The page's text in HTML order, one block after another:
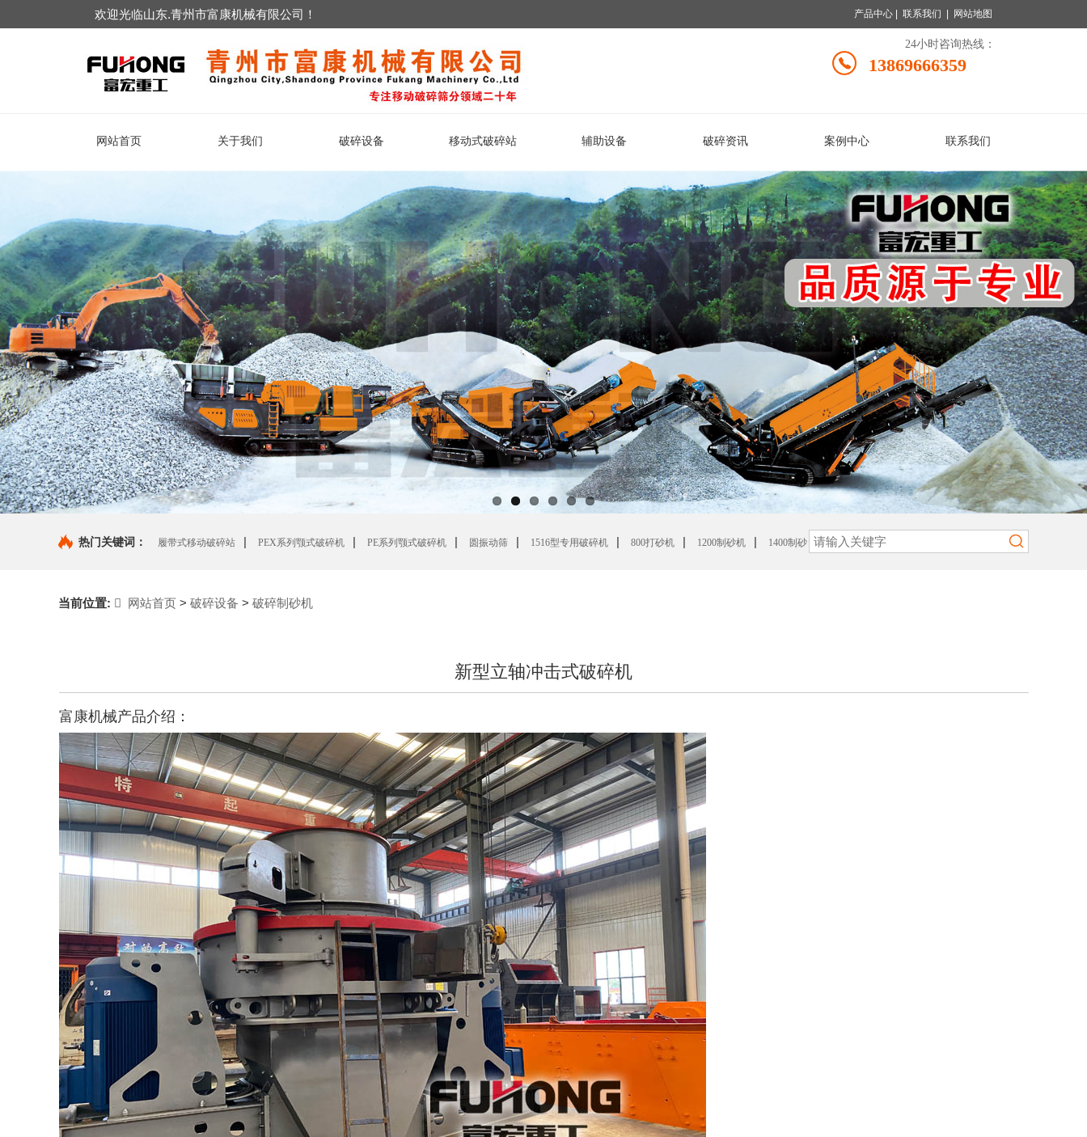
欢迎光临山东.青州市富康机械有限公司！ 产品中心 联系我们 网站地图
24小时咨询热线：
13869666359
网站首页 关于我们 破碎设备 移动式破碎站 辅助设备 破碎资讯 案例中心 联系我们
热门关键词： 履带式移动破碎站 | PEX系列颚式破碎机 | PE系列颚式破碎机 | 圆振动筛 | 1516型专用破碎机 | 800打砂机 | 1200制砂机 | 1400制砂
机 |
当前位置: 网站首页 > 破碎设备 > 破碎制砂机
新型立轴冲击式破碎机
富康机械产品介绍：